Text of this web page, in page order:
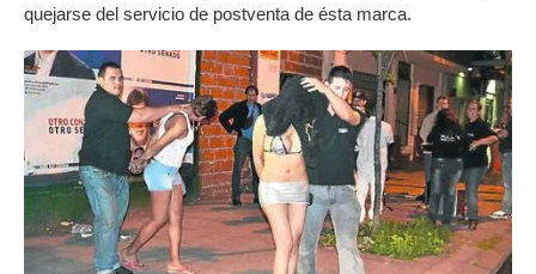
quejarse del servicio de postventa de ésta marca.